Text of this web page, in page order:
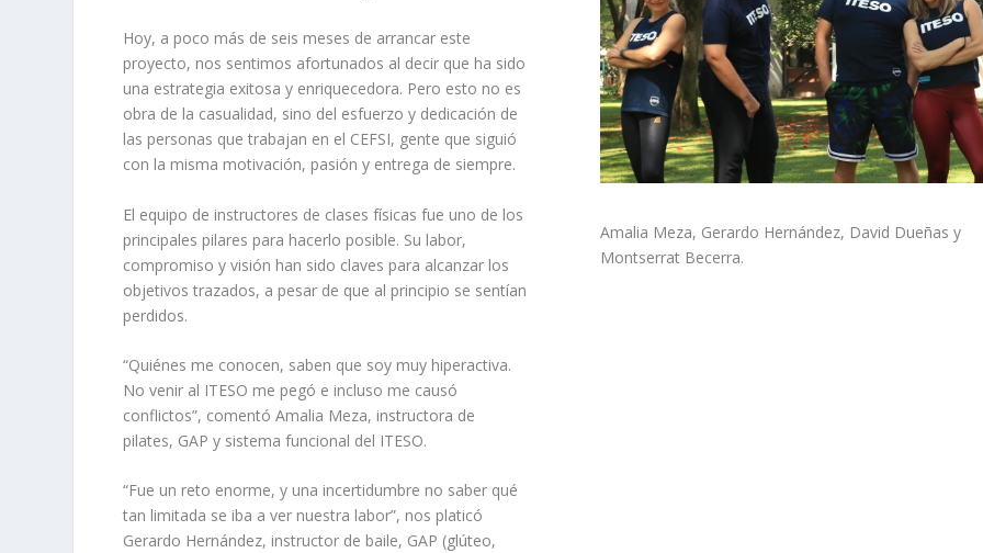
Hoy, a poco más de seis meses de arrancar este
proyecto, nos sentimos afortunados al decir que ha sido
una estrategia exitosa y enriquecedora. Pero esto no es
obra de la casualidad, sino del esfuerzo y dedicación de
las personas que trabajan en el CEFSI, gente que siguió
con la misma motivación, pasión y entrega de siempre.
El equipo de instructores de clases físicas fue uno de los
principales pilares para hacerlo posible. Su labor,
compromiso y visión han sido claves para alcanzar los
objetivos trazados, a pesar de que al principio se sentían
perdidos.
“Quiénes me conocen, saben que soy muy hiperactiva.
No venir al ITESO me pegó e incluso me causó
conflictos”, comentó Amalia Meza, instructora de
pilates, GAP y sistema funcional del ITESO.
“Fue un reto enorme, y una incertidumbre no saber qué
tan limitada se iba a ver nuestra labor”, nos platicó
Gerardo Hernández, instructor de baile, GAP (glúteo,
Amalia Meza, Gerardo Hernández, David Dueñas y
Montserrat Becerra.